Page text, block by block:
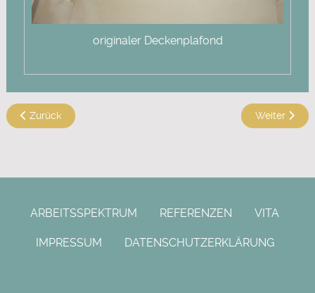
originaler Deckenplafond
Vorheriger Beitrag: Maria von der Augenwende
Zurück Nächster
Weiter
ARBEITSSPEKTRUM REFERENZEN VITA
IMPRESSUM DATENSCHUTZERKLÄRUNG